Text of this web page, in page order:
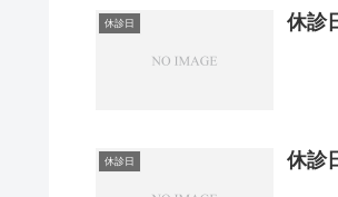
休診日 休診
休診日 休診